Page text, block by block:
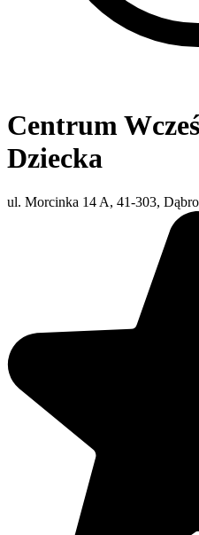
Centrum
Dziecka
ul. Morcinka 14 A, 41-303,